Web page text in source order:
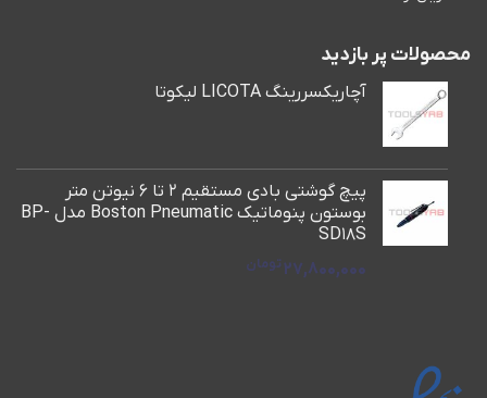
محصولات پر بازدید
آچاریکسررینگ LICOTA لیکوتا
پیچ گوشتی بادی مستقیم 2 تا 6 نیوتن متر
بوستون پنوماتیک Boston Pneumatic مدل BP-
SD18S
27,800,000تومان